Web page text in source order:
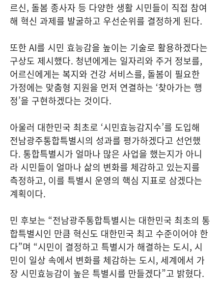
르신, 돌봄 종사자 등 다양한 생활 시민들이 직접 참여
해 혁신 과제를 발굴하고 우선순위를 결정하게 된다.
또한 AI를 시민 효능감을 높이는 기술로 활용하겠다는
구상도 제시했다. 청년에게는 일자리와 주거 정보를,
어르신에게는 복지와 건강 서비스를, 돌봄이 필요한
가정에는 맞춤형 지원을 먼저 연결하는 ‘찾아가는 행
정’을 구현하겠다는 것이다.
아울러 대한민국 최초로 ‘시민효능감지수’를 도입해
전남광주통합특별시의 성과를 평가하겠다고 선언했
다. 통합특별시가 얼마나 많은 사업을 했는지가 아니
라 시민들이 얼마나 삶의 변화를 체감하고 있는지를
측정하고, 이를 특별시 운영의 핵심 지표로 삼겠다는
계획이다.
민 후보는 “전남광주통합특별시는 대한민국 최초의 통
합특별시인 만큼 혁신도 대한민국 최고 수준이어야 한
다”며 “시민이 결정하고 특별시가 해결하는 도시, 시
민이 일상 속에서 변화를 체감하는 도시, 세계에서 가
장 시민효능감이 높은 특별시를 만들겠다”고 밝혔다.